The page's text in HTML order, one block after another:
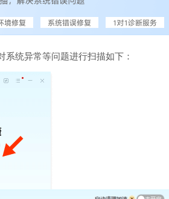
统异常等问题进行扫描如下：